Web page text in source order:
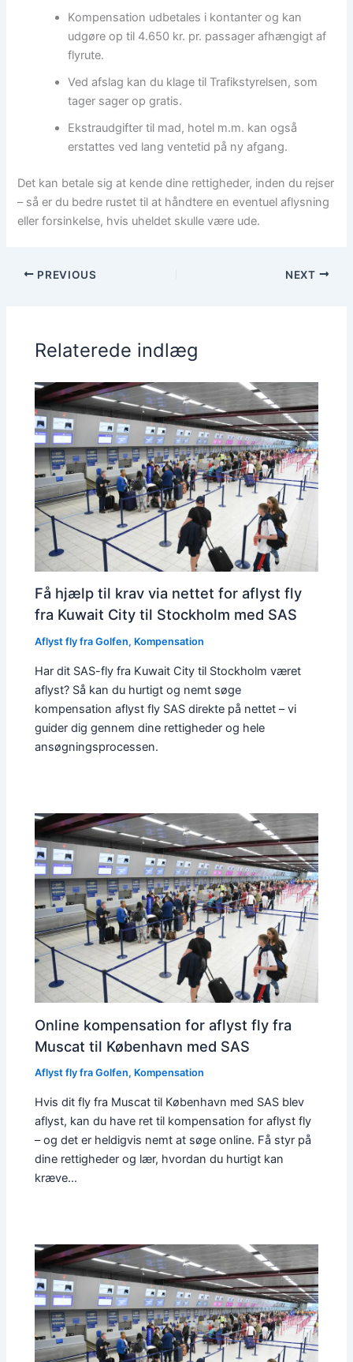
Kompensation udbetales i kontanter og kan
udgøre op til 4.650 kr. pr. passager afhængigt af
flyrute.
Ved afslag kan du klage til Trafikstyrelsen, som
tager sager op gratis.
Ekstraudgifter til mad, hotel m.m. kan også
erstattes ved lang ventetid på ny afgang.
Det kan betale sig at kende dine rettigheder, inden du rejser
– så er du bedre rustet til at håndtere en eventuel aflysning
eller forsinkelse, hvis uheldet skulle være ude.
PREVIOUS NEXT
Relaterede indlæg
Få hjælp til krav via nettet for aflyst fly
fra Kuwait City til Stockholm med SAS
Aflyst fly fra Golfen, Kompensation
Har dit SAS-fly fra Kuwait City til Stockholm været
aflyst? Så kan du hurtigt og nemt søge
kompensation aflyst fly SAS direkte på nettet – vi
guider dig gennem dine rettigheder og hele
ansøgningsprocessen.
Online kompensation for aflyst fly fra
Muscat til København med SAS
Aflyst fly fra Golfen, Kompensation
Hvis dit fly fra Muscat til København med SAS blev
aflyst, kan du have ret til kompensation for aflyst fly
– og det er heldigvis nemt at søge online. Få styr på
dine rettigheder og lær, hvordan du hurtigt kan
kræve…